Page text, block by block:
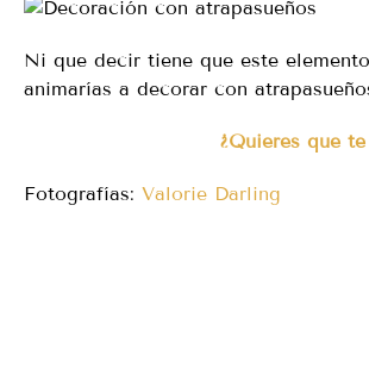
Ni que decir tiene que este
animarías a decorar con
¿Quieres que
Fotografías: Valorie Darling